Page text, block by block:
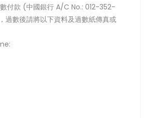
付款 (中國銀行 A/C No.: 012-352-
數後請將以下資料及過數紙傳真或